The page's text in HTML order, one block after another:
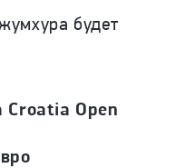
будет
Croatia Open